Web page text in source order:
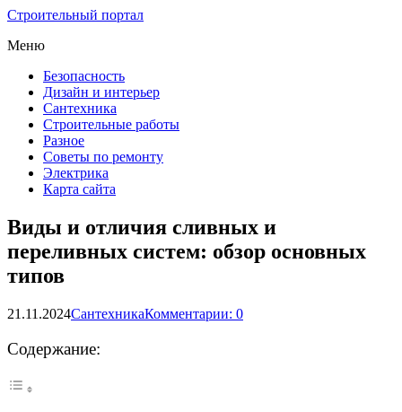
Строительный портал
Меню
Безопасность
Дизайн и интерьер
Сантехника
Строительные работы
Разное
Советы по ремонту
Электрика
Карта сайта
Виды и отличия сливных и
переливных систем: обзор основных
типов
21.11.2024СантехникаКомментарии: 0
Содержание: